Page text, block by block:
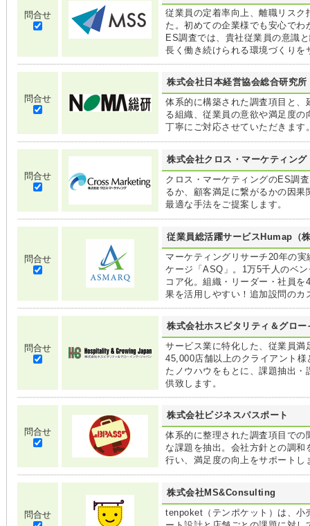
問合せ
従業員の定着率向上、離職リス
た。初めての企業様でも安心で
ES調査では、貴社従業員の意識
長く働き続けられる環境づくりを
問合せ
株式会社日本経営協会総合研究
体系的に構築された調査項目と
る組織、従業員の意欲や満足度
丁寧にご対応させていただきます
問合せ
株式会社クロス・マーケティング
クロス・マーケティングのES調
るか、顧客満足に繋がるかの因
最適な手法をご提案します。
問合せ
従業員総活躍サービスHumap（
マーケティングリサーチ20年の
ケージ「ASQ」。1万5千人のベ
コア化。組織・リーダー・社員
果を活用しやすい！追加設問のカ
問合せ
株式会社ホスピタリティ＆グロ
サービス業に特化した、従業員
45,000店舗以上のクライアント
たノウハウをもとに、課題抽出
供致します。
問合せ
株式会社ビジネスパスポート
体系的に整理された調査項目で
な課題を抽出。会社方針との調
行い、満足度の向上をサポートし
問合せ
株式会社MS&Consulting
tenpoket（テンポケット）は、小